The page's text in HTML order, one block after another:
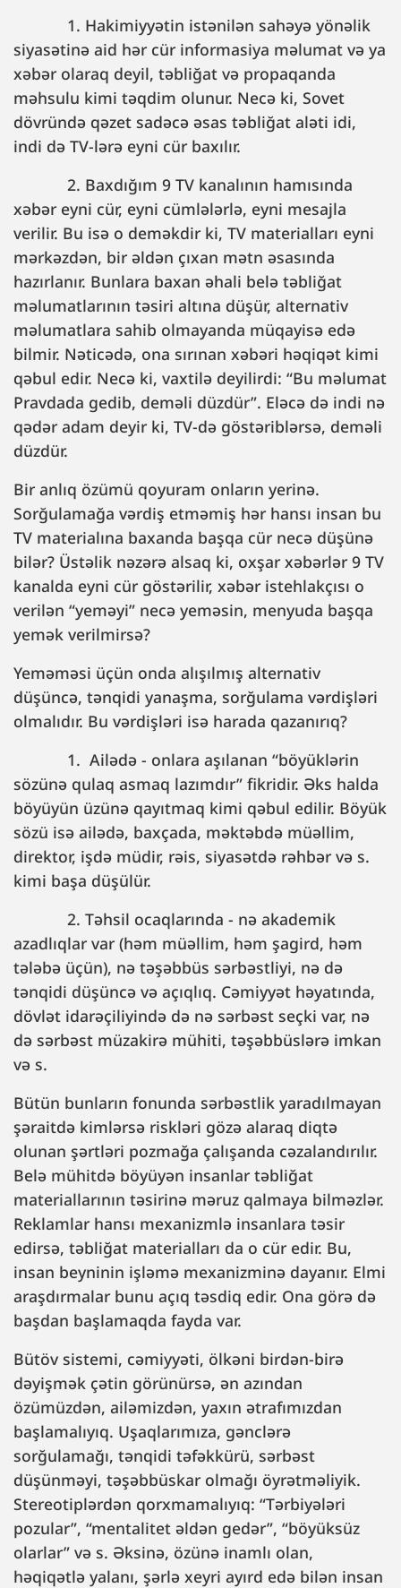
1. Hakimiyyətin istənilən sahəyə yönəlik
siyasətinə aid hər cür informasiya məlumat və ya
xəbər olaraq deyil, təbliğat və propaqanda
məhsulu kimi təqdim olunur. Necə ki, Sovet
dövründə qəzet sadəcə əsas təbliğat aləti idi,
indi də TV-lərə eyni cür baxılır.
2. Baxdığım 9 TV kanalının hamısında
xəbər eyni cür, eyni cümlələrlə, eyni mesajla
verilir. Bu isə o deməkdir ki, TV materialları eyni
mərkəzdən, bir əldən çıxan mətn əsasında
hazırlanır. Bunlara baxan əhali belə təbliğat
məlumatlarının təsiri altına düşür, alternativ
məlumatlara sahib olmayanda müqayisə edə
bilmir. Nəticədə, ona sırınan xəbəri həqiqət kimi
qəbul edir. Necə ki, vaxtilə deyilirdi: “Bu məlumat
Pravdada gedib, deməli düzdür”. Eləcə də indi nə
qədər adam deyir ki, TV-də göstəriblərsə, deməli
düzdür.
Bir anlıq özümü qoyuram onların yerinə.
Sorğulamağa vərdiş etməmiş hər hansı insan bu
TV materialına baxanda başqa cür necə düşünə
bilər? Üstəlik nəzərə alsaq ki, oxşar xəbərlər 9 TV
kanalda eyni cür göstərilir, xəbər istehlakçısı o
verilən “yeməyi” necə yeməsin, menyuda başqa
yemək verilmirsə?
Yeməməsi üçün onda alışılmış alternativ
düşüncə, tənqidi yanaşma, sorğulama vərdişləri
olmalıdır. Bu vərdişləri isə harada qazanırıq?
1. Ailədə - onlara aşılanan “böyüklərin
sözünə qulaq asmaq lazımdır” fikridir. Əks halda
böyüyün üzünə qayıtmaq kimi qəbul edilir. Böyük
sözü isə ailədə, baxçada, məktəbdə müəllim,
direktor, işdə müdir, rəis, siyasətdə rəhbər və s.
kimi başa düşülür.
2. Təhsil ocaqlarında - nə akademik
azadlıqlar var (həm müəllim, həm şagird, həm
tələbə üçün), nə təşəbbüs sərbəstliyi, nə də
tənqidi düşüncə və açıqlıq. Cəmiyyət həyatında,
dövlət idarəçiliyində də nə sərbəst seçki var, nə
də sərbəst müzakirə mühiti, təşəbbüslərə imkan
və s.
Bütün bunların fonunda sərbəstlik yaradılmayan
şəraitdə kimlərsə riskləri gözə alaraq diqtə
olunan şərtləri pozmağa çalışanda cəzalandırılır.
Belə mühitdə böyüyən insanlar təbliğat
materiallarının təsirinə məruz qalmaya bilməzlər.
Reklamlar hansı mexanizmlə insanlara təsir
edirsə, təbliğat materialları da o cür edir. Bu,
insan beyninin işləmə mexanizminə dayanır. Elmi
araşdırmalar bunu açıq təsdiq edir. Ona görə də
başdan başlamaqda fayda var.
Bütöv sistemi, cəmiyyəti, ölkəni birdən-birə
dəyişmək çətin görünürsə, ən azından
özümüzdən, ailəmizdən, yaxın ətrafımızdan
başlamalıyıq. Uşaqlarımıza, gənclərə
sorğulamağı, tənqidi təfəkkürü, sərbəst
düşünməyi, təşəbbüskar olmağı öyrətməliyik.
Stereotiplərdən qorxmamalıyıq: “Tərbiyələri
pozular”, “mentalitet əldən gedər”, “böyüksüz
olarlar” və s. Əksinə, özünə inamlı olan,
həqiqətlə yalanı, şərlə xeyri ayırd edə bilən insan